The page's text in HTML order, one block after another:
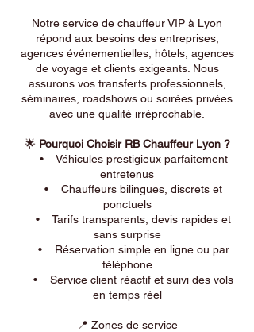
Notre service de chauffeur VIP à Lyon
répond aux besoins des entreprises,
agences événementielles, hôtels, agences
de voyage et clients exigeants. Nous
assurons vos transferts professionnels,
séminaires, roadshows ou soirées privées
avec une qualité irréprochable.
🌟 Pourquoi Choisir RB Chauffeur Lyon ?
• Véhicules prestigieux parfaitement
entretenus
• Chauffeurs bilingues, discrets et
ponctuels
• Tarifs transparents, devis rapides et
sans surprise
• Réservation simple en ligne ou par
téléphone
• Service client réactif et suivi des vols
en temps réel
📍 Zones de service